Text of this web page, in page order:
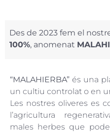
Des de 2023 fem el
100%, anomenat
“MALAHIERBA” és una
un cultiu controlat o en
Les nostres oliveres es
l’agricultura
males herbes que